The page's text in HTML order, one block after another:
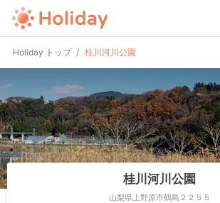
Holiday トップ 桂川河川公園
桂川河川公園
山梨県上野原市鶴島２２５５